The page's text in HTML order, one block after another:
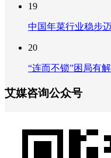
19
中国年菜行业稳步
20
“连而不锁”困局有
艾媒咨询公众号